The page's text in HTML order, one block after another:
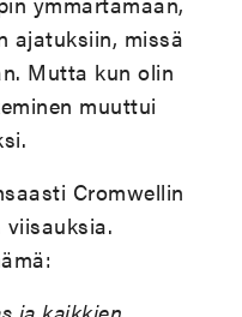
ajatuksiin, missä
Mutta kun olin
muuttui
Cromwellin